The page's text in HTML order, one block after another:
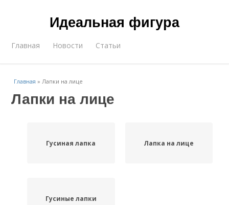
Идеальная фигура
Главная Новости Статьи
Главная »Лапки на лице
Лапки на лице
Гусиная лапка Лапка на лице
Гусиные лапки